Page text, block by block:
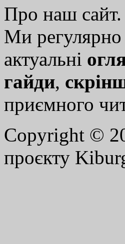
Про наш
Ми регулярно
актуальні
гайди,
приємного
Copyright ©
проєкту